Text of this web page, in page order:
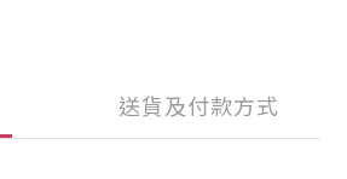
送貨及付款方式